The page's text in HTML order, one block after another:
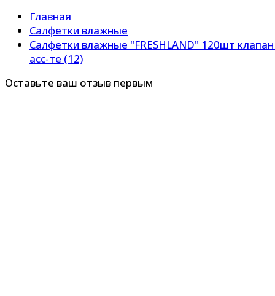
Главная
Салфетки влажные
Салфетки влажные "FRESHLAND" 120шт
асс-те (12)
Оставьте ваш отзыв первым